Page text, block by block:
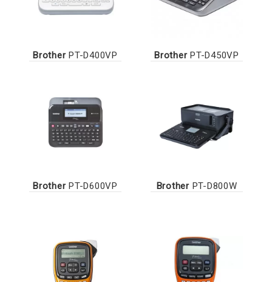
BrotherPT-D400VP BrotherPT-D450VP
BrotherPT-D600VP BrotherPT-D800W